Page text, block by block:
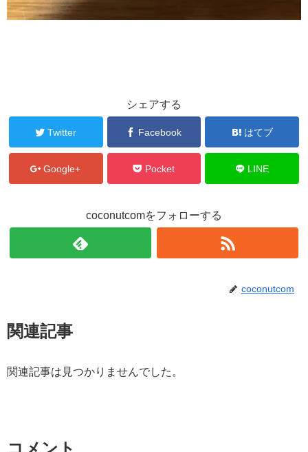
シェアする
Twitter Facebook はてブ
Google+ Pocket LINE
coconutcomをフォローする
coconutcom
関連記事
関連記事は見つかりませんでした。